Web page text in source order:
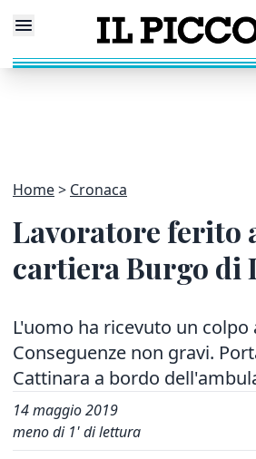
Home Cronaca
Lavoratore ferito
cartiera Burgo di
L'uomo ha ricevuto un colpo
Conseguenze non gravi.
Cattinara a bordo
14 maggio 2019
meno di 1' di lettura